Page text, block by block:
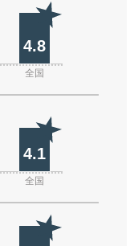
4.8
全国
4.1
全国